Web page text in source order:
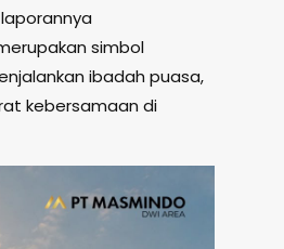
simbol
ibadah puasa,
kebersamaan di